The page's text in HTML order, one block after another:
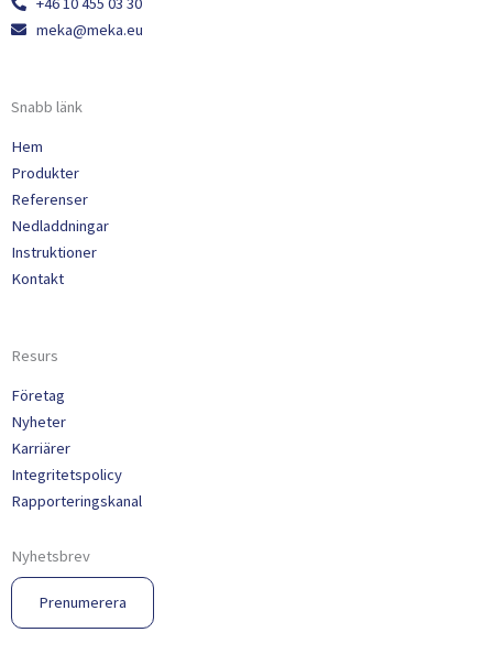
meka@meka.eu
Snabb länk
Hem
Produkter
Referenser
Nedladdningar
Instruktioner
Kontakt
Resurs
Företag
Nyheter
Karriärer
Integritetspolicy
Rapporteringskanal
Nyhetsbrev
Prenumerera